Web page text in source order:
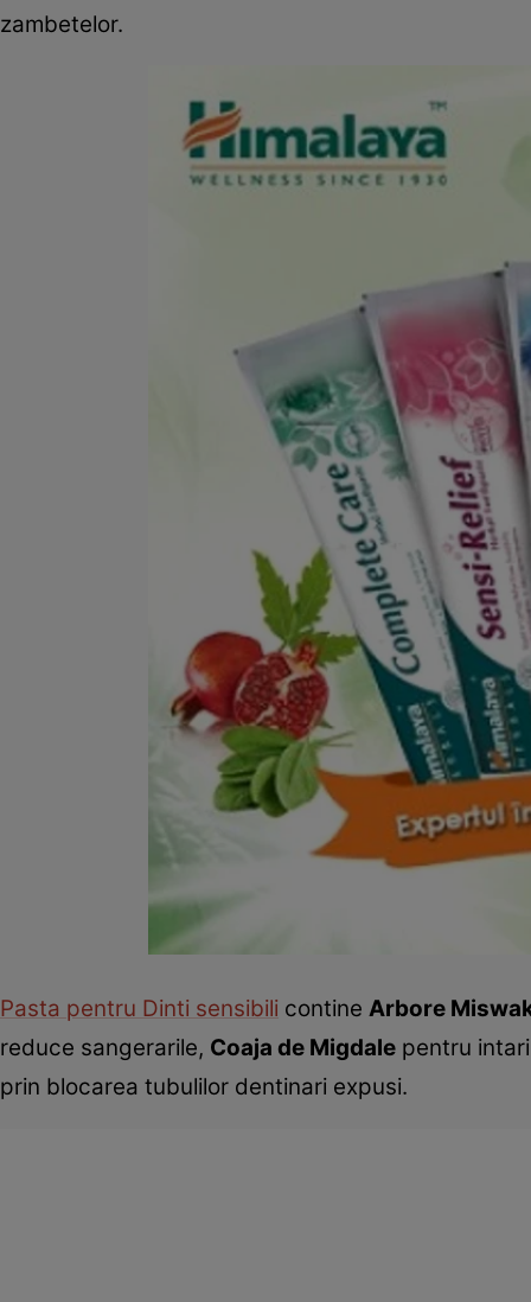
zambetelor.
Pasta pentru Dinti sensibili contine Arbore
reduce sangerarile, Coaja de Migdale pentru
prin blocarea tubulilor dentinari expusi.